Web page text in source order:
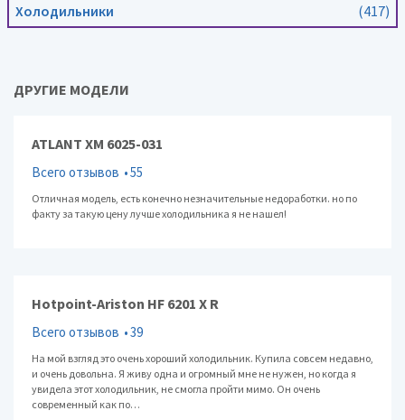
Холодильники
(417)
ДРУГИЕ МОДЕЛИ
ATLANT ХМ 6025-031
Всего отзывов 55
Отличная модель, есть конечно незначительные недоработки. но по
факту за такую цену лучше холодильника я не нашел!
Hotpoint-Ariston HF 6201 X R
Всего отзывов 39
На мой взгляд это очень хороший холодильник. Купила совсем недавно,
и очень довольна. Я живу одна и огромный мне не нужен, но когда я
увидела этот холодильник, не смогла пройти мимо. Он очень
современный как по…